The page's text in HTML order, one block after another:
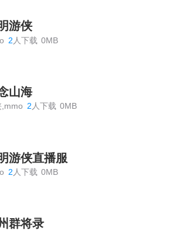
游侠
2 人下载 0MB
山海
,mmo 2人下载 0MB
游侠直播服
2 人下载 0MB
群将录